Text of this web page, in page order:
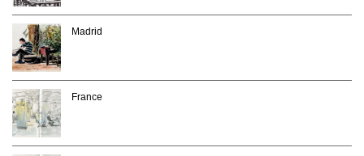
Madrid
France